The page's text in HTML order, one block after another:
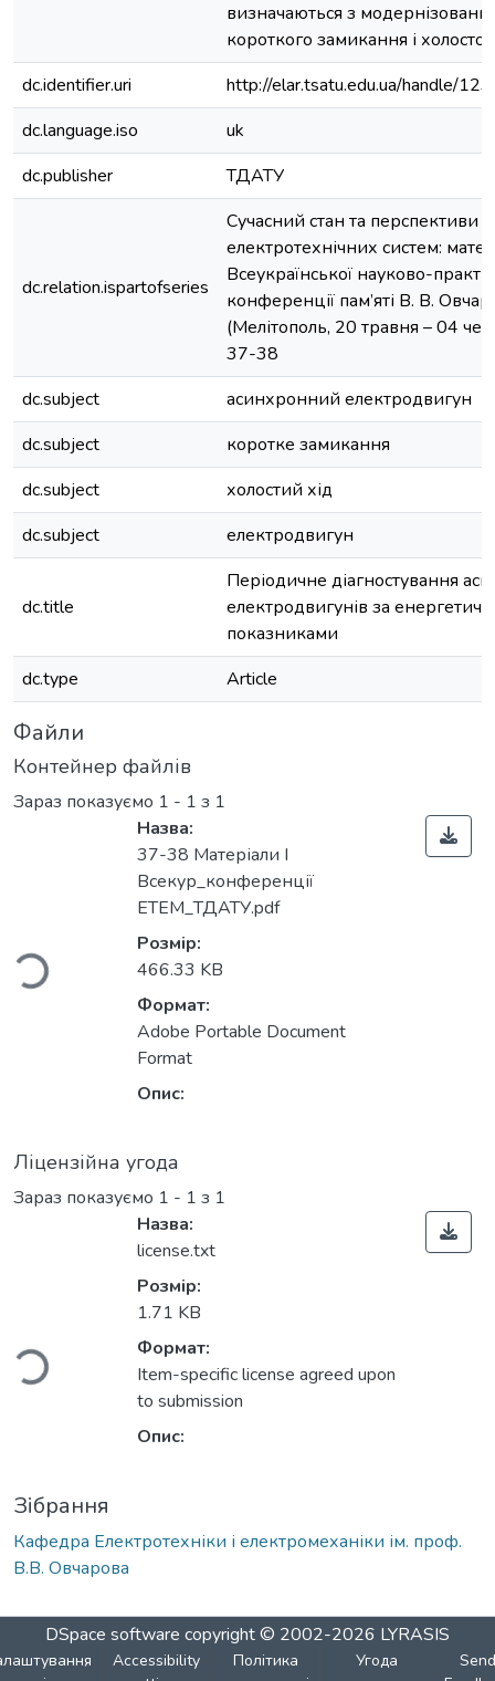
визначаються з
короткого замикання і
dc.identifier.uri
http://elar.tsatu.edu.ua/handle/
dc.language.iso
uk
dc.publisher
ТДАТУ
dc.relation.ispartofseries
Сучасний стан та перспективи
електротехнічних систем:
Всеукраїнської науково-
конференції пам’яті В. В.
(Мелітополь, 20 травня – 04
37-38
dc.subject
асинхронний електродвигун
dc.subject
коротке замикання
dc.subject
холостий хід
dc.subject
електродвигун
dc.title
Періодичне діагностування
електродвигунів за
показниками
dc.type
Article
Файли
Контейнер файлів
Зараз показуємо 1 - 1 з 1
Назва:
37-38 Матеріали I
Всекур_конференції
ЕТЕМ_ТДАТУ.pdf
Розмір:
466.33 KB
Формат:
Adobe Portable Document
Format
Опис:
Ліцензійна угода
Зараз показуємо 1 - 1 з 1
Назва:
license.txt
Розмір:
1.71 KB
Формат:
Item-specific license agreed upon
to submission
Опис:
Зібрання
Кафедра Електротехніки і електромеханіки ім. проф.
В.В. Овчарова
DSpace software copyright © 2002-2026 LYRASIS
Accessibility
Політика
Угода
Send